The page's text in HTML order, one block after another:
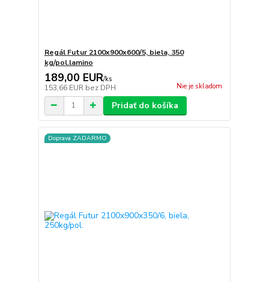
Regál Futur 2100x900x600/5, biela, 350
kg/pol.lamino
189,00 EUR/ks
153,66 EUR bez DPH Nie je skladom
Pridať do košíka
Doprava ZADARMO